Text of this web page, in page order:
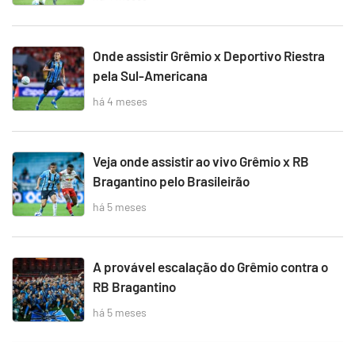
Onde assistir Grêmio x Deportivo Riestra
pela Sul-Americana
há 4 meses
Veja onde assistir ao vivo Grêmio x RB
Bragantino pelo Brasileirão
há 5 meses
A provável escalação do Grêmio contra o
RB Bragantino
há 5 meses